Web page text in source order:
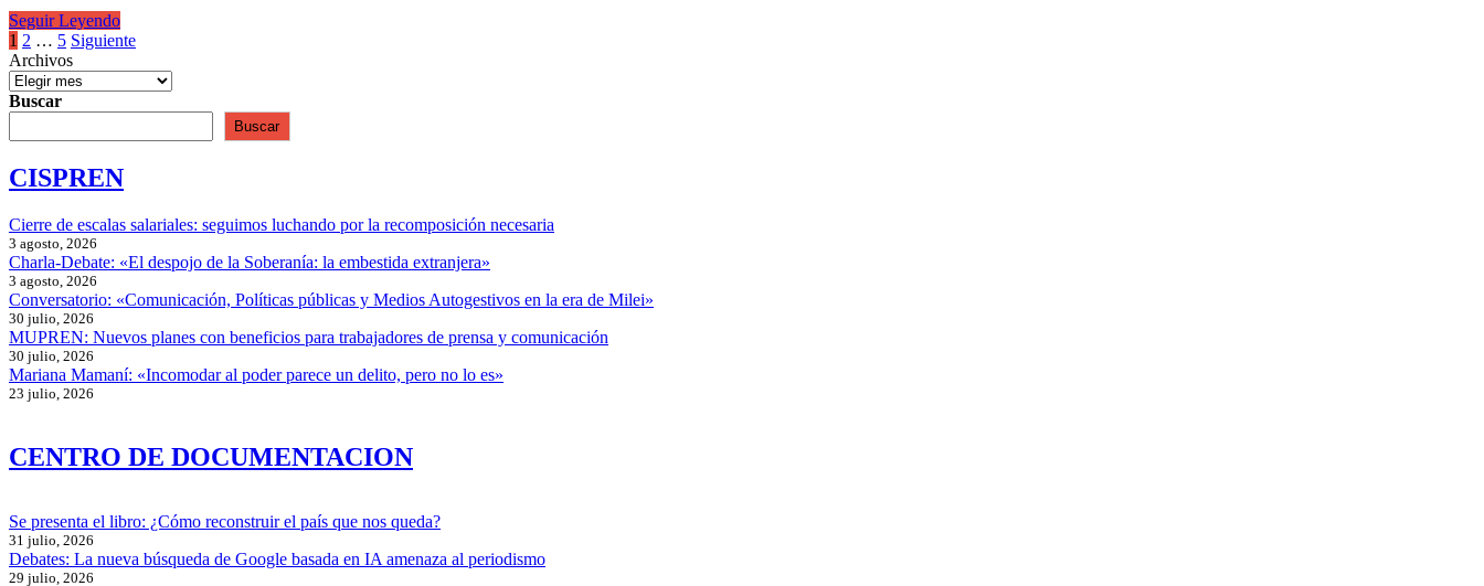
Argentina?
Desde
hoy,
vacunan
a adolescentes
entre
12
y
años
factores
de
riesgo
Seguir Leyendo
Paginación
de
entradas
1 2 … 5 Siguiente
Archivos
Buscar
Buscar
CISPREN
Cierre de escalas salariales: seguimos luchando por la recomposición necesaria
3 agosto, 2026
Charla-Debate: «El despojo de la Soberanía: la embestida extranjera»
3 agosto, 2026
Conversatorio: «Comunicación, Políticas públicas y Medios Autogestivos en la era de Milei»
30 julio, 2026
MUPREN: Nuevos planes con beneficios para trabajadores de prensa y comunicación
30 julio, 2026
Mariana Mamaní: «Incomodar al poder parece un delito, pero no lo es»
23 julio, 2026
CENTRO DE DOCUMENTACION
Se presenta el libro: ¿Cómo reconstruir el país que nos queda?
31 julio, 2026
Debates: La nueva búsqueda de Google basada en IA amenaza al periodismo
29 julio, 2026